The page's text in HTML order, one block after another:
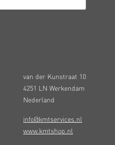
van der Kunstraat 10
4251 LN Werkendam
Nederland
info@kmtservices.nl
www.kmtshop.nl